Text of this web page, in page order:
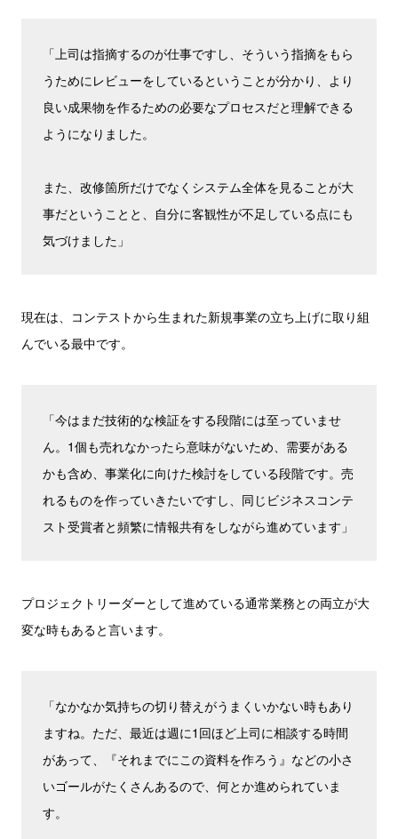
「上司は指摘するのが仕事ですし、そういう指摘をもら
うためにレビューをしているということが分かり、より
良い成果物を作るための必要なプロセスだと理解できる
ようになりました。
また、改修箇所だけでなくシステム全体を見ることが大
事だということと、自分に客観性が不足している点にも
気づけました」
現在は、コンテストから生まれた新規事業の立ち上げに取り組
んでいる最中です。
「今はまだ技術的な検証をする段階には至っていませ
ん。1個も売れなかったら意味がないため、需要がある
かも含め、事業化に向けた検討をしている段階です。売
れるものを作っていきたいですし、同じビジネスコンテ
スト受賞者と頻繁に情報共有をしながら進めています」
プロジェクトリーダーとして進めている通常業務との両立が大
変な時もあると言います。
「なかなか気持ちの切り替えがうまくいかない時もあり
ますね。ただ、最近は週に1回ほど上司に相談する時間
があって、『それまでにこの資料を作ろう』などの小さ
いゴールがたくさんあるので、何とか進められていま
す。